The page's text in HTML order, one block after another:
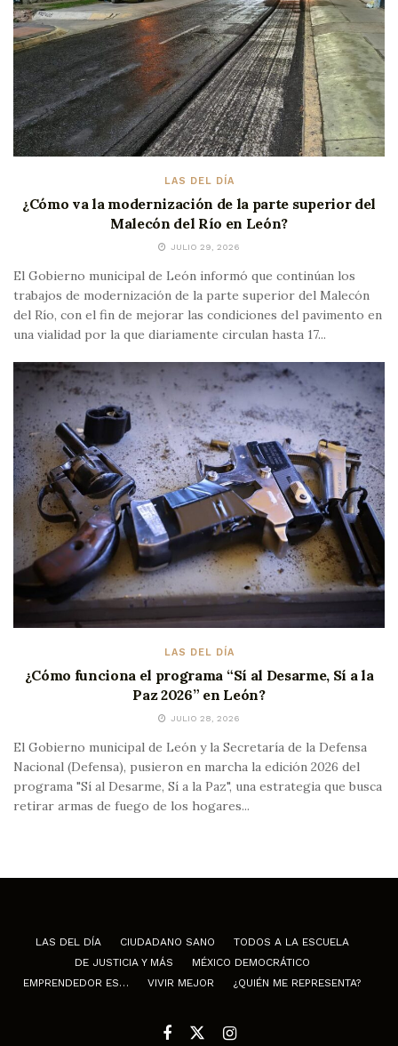
LAS DEL DÍA
¿Cómo va la modernización de la parte superior del
Malecón del Río en León?
JULIO 29, 2026
El Gobierno municipal de León informó que continúan los
trabajos de modernización de la parte superior del Malecón
del Río, con el fin de mejorar las condiciones del pavimento en
una vialidad por la que diariamente circulan hasta 17...
LAS DEL DÍA
¿Cómo funciona el programa “Sí al Desarme, Sí a la
Paz 2026” en León?
JULIO 28, 2026
El Gobierno municipal de León y la Secretaría de la Defensa
Nacional (Defensa), pusieron en marcha la edición 2026 del
programa "Sí al Desarme, Sí a la Paz", una estrategia que busca
retirar armas de fuego de los hogares...
LAS DEL DÍA CIUDADANO SANO
TODOS A LA ESCUELA
DE JUSTICIA Y MÁS
MÉXICO DEMOCRÁTICO
EMPRENDEDOR ES…
VIVIR MEJOR ¿QUIÉN ME REPRESENTA?